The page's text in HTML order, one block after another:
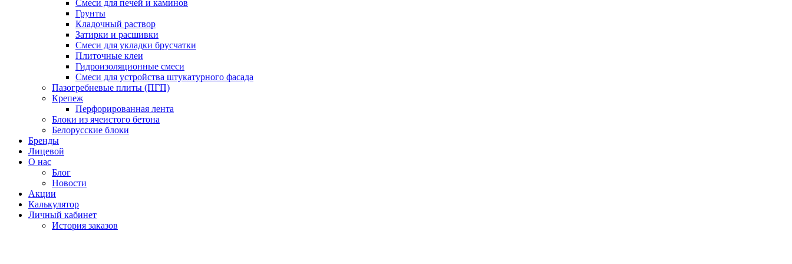
Смеси для печей и каминов
Грунты
Кладочный раствор
Затирки и расшивки
Смеси для укладки брусчатки
Плиточные клеи
Гидроизоляционные смеси
Смеси для устройства штукатурного фасада
Пазогребневые плиты (ПГП)
Крепеж
Перфорированная лента
Блоки из ячеистого бетона
Белорусские блоки
Бренды
Лицевой
О нас
Блог
Новости
Акции
Калькулятор
Личный кабинет
История заказов